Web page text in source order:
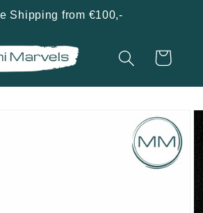
Shipping from €100,-
Winkelwagen